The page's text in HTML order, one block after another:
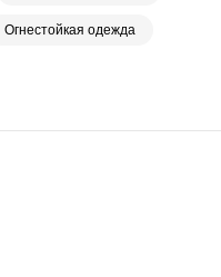
Огнестойкая одежда